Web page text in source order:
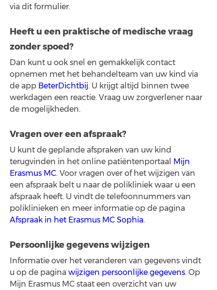
via dit formulier.
Heeft u een praktische of medische vraag
zonder spoed?
Dan kunt u ook snel en gemakkelijk contact
opnemen met het behandelteam van uw kind via
de app BeterDichtbij. U krijgt altijd binnen twee
werkdagen een reactie. Vraag uw zorgverlener naar
de mogelijkheden.
Vragen over een afspraak?
U kunt de geplande afspraken van uw kind
terugvinden in het online patiëntenportaal Mijn
Erasmus MC. Voor vragen over of het wijzigen van
een afspraak belt u naar de polikliniek waar u een
afspraak heeft. U vindt de telefoonnummers van
poliklinieken en meer informatie op de pagina
Afspraak in het Erasmus MC Sophia.
Persoonlijke gegevens wijzigen
Informatie over het veranderen van gegevens vindt
u op de pagina wijzigen persoonlijke gegevens. Op
Mijn Erasmus MC staat een overzicht van uw